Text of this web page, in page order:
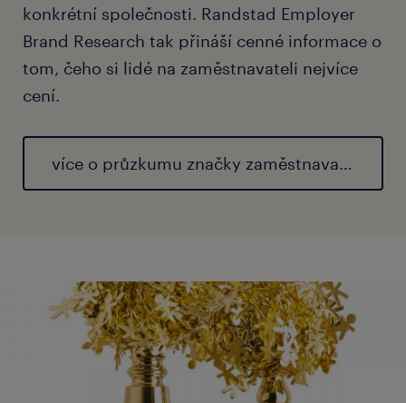
konkrétní společnosti. Randstad Employer
Brand Research tak přináší cenné informace o
tom, čeho si lidé na zaměstnavateli nejvíce
cení.
více o průzkumu značky zaměstnavatele